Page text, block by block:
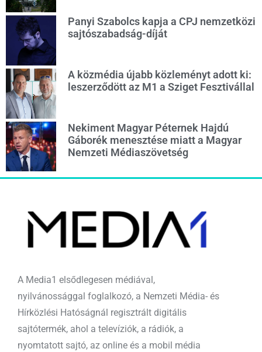
Panyi Szabolcs kapja a CPJ nemzetközi
sajtószabadság-díját
A közmédia újabb közleményt adott ki:
leszerződött az M1 a Sziget Fesztivállal
Nekiment Magyar Péternek Hajdú
Gáborék menesztése miatt a Magyar
Nemzeti Médiaszövetség
A Media1 elsődlegesen médiával,
nyilvánossággal foglalkozó, a Nemzeti Média- és
Hírközlési Hatóságnál regisztrált digitális
sajtótermék, ahol a televíziók, a rádiók, a
nyomtatott sajtó, az online és a mobil média